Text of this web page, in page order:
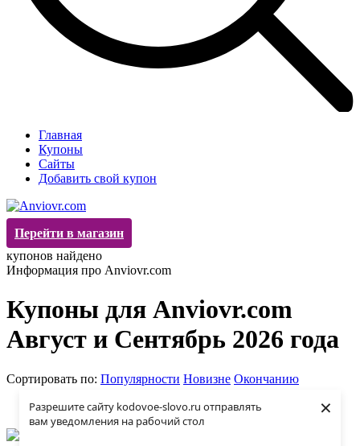
Разрешите сайту kodovoe-slovo.ru отправлять
вам уведомления на рабочий стол
×
Главная
Купоны
Сайты
Добавить свой купон
Перейти в магазин
купонов найдено
Информация про Anviovr.com
Купоны для Anviovr.com
Август и Сентябрь 2026 года
Сортировать по: Популярности Новизне Окончанию